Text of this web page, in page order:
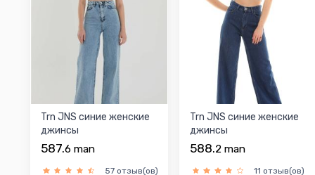
Trn JNS синиe женскиe
джинсы
587.6 man
57 отзыв(ов)
Trn JNS синиe женскиe
джинсы
588.2 man
11 отзыв(ов)